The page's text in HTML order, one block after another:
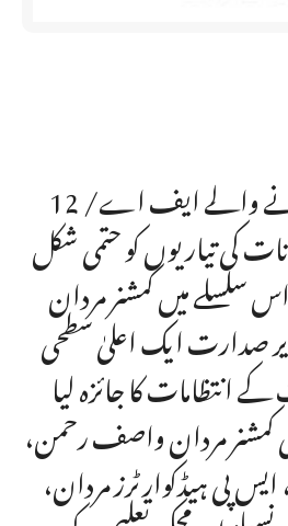
12 نومبر سے شروع ہونے والے ایف اے/
کی تیاریوں کو حتمی شکل
میں کمشنر مردان
صدارت ایک اعلیٰ سطحی
انتظامات کا جائزہ لیا
کمشنر مردان واصف رحمن،
پی ہیڈکوارٹرز مردان،